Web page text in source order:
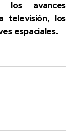
los avances
televisión, los
espaciales.